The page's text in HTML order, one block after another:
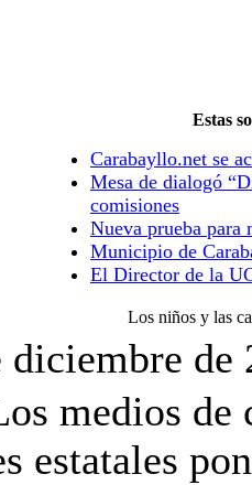
Estas
Carabayllo.net se
Mesa de dialogó
comisiones
Nueva prueba para
Municipio de
El Director de la
Los niños y las
diciembre de
medios de
estatales